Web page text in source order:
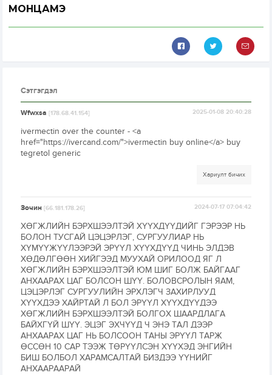
МОНЦАМЭ
Сэтгэгдэл
Wfwxsa[178.68.41.154] 2025-01-08 20:40:28
ivermectin over the counter - <a
href="https://ivercand.com/">ivermectin buy online</a> buy
tegretol generic
Хариулт бичих
Зочин[66.181.178.26] 2024-07-17 07:04:42
ХӨГЖЛИЙН БЭРХШЭЭЛТЭЙ ХҮҮХДҮҮДИЙГ ГЭРЭЭР НЬ
БОЛОН ТУСГАЙ ЦЭЦЭРЛЭГ, СУРГУУЛИАР НЬ
ХҮМҮҮЖҮҮЛЭЭРЭЙ ЭРҮҮЛ ХҮҮХДҮҮД ЧИНЬ ЭЛДЭВ
ХӨДӨЛГӨӨН ХИЙГЭЭД МУУХАЙ ОРИЛООД ЯГ Л
ХӨГЖЛИЙН БЭРХШЭЭЛТЭЙ ЮМ ШИГ БОЛЖ БАЙГААГ
АНХААРАХ ЦАГ БОЛСОН ШҮҮ. БОЛОВСРОЛЫН ЯАМ,
ЦЭЦЭРЛЭГ СУРГУУЛИЙН ЭРХЛЭГЧ ЗАХИРЛУУД
ХҮҮХДЭЭ ХАЙРТАЙ Л БОЛ ЭРҮҮЛ ХҮҮХДҮҮДЭЭ
ХӨГЖЛИЙН БЭРХШЭЭЛТЭЙ БОЛГОХ ШААРДЛАГА
БАЙХГҮЙ ШҮҮ. ЭЦЭГ ЭХЧҮҮД Ч ЭНЭ ТАЛ ДЭЭР
АНХААРАХ ЦАГ НЬ БОЛСООН ТАНЫ ЭРҮҮЛ ТАРЖ
ӨССӨН 10 САР ТЭЭЖ ТӨРҮҮЛСЭН ХҮҮХЭД ЭНГИЙН
БИШ БОЛБОЛ ХАРАМСАЛТАЙ БИЗДЭЭ ҮҮНИЙГ
АНХААРААРАЙ